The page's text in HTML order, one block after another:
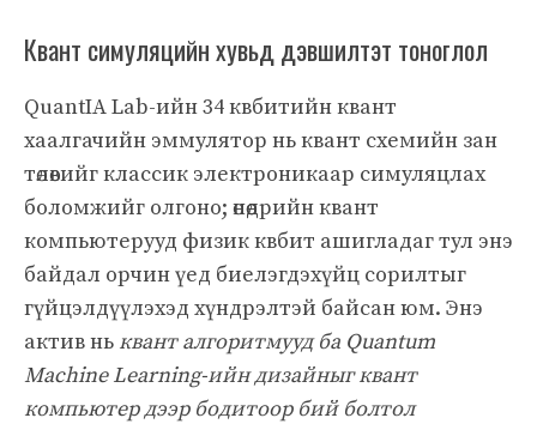
Квант симуляцийн хувьд дэвшилтэт тоноглол
QuantIA Lab-ийн 34 квбитийн квант
хаалгачийн эммулятор нь квант схемийн зан
төлөвийг классик электроникаар симуляцлах
боломжийг олгоно; өнөөдрийн квант
компьютерууд физик квбит ашигладаг тул энэ
байдал орчин үед биелэгдэхүйц сорилтыг
гүйцэлдүүлэхэд хүндрэлтэй байсан юм. Энэ
актив нь квант алгоритмууд ба Quantum
Machine Learning-ийн дизайныг квант
компьютер дээр бодитоор бий болтол